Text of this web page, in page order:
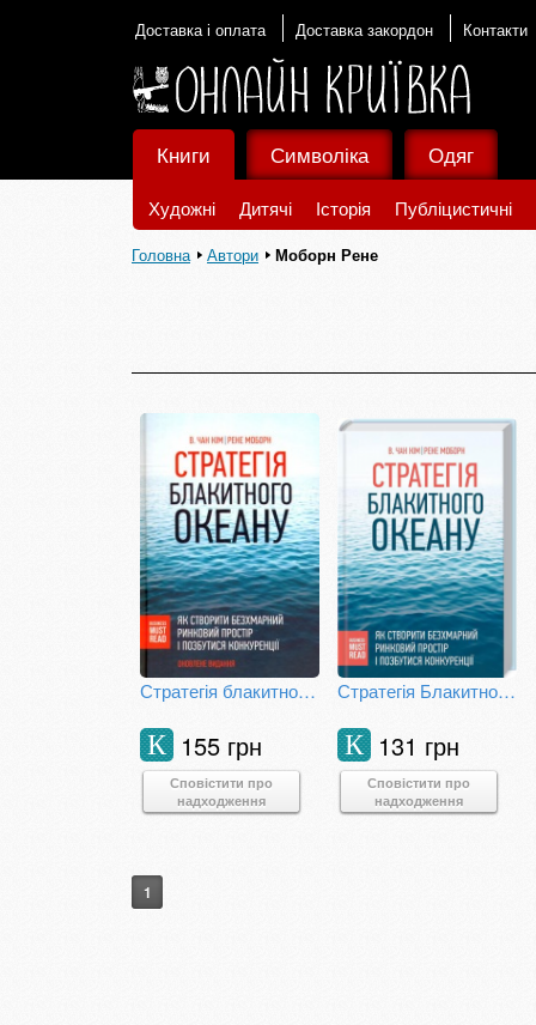
Доставка і оплата Доставка закордон Контакти
Книги
Художні Дитячі Історія Публіцистичні
Символіка Одяг
Головна Автори Моборн Рене
Стратегія блакитного океану. Як створити безхмарний ринковий простір і позбутися конкуренції
155 грн
К
Сповістити про
надходження
Стратегія Блакитного Океану. Як створити безхмарний ринковий простір і позбутися конкуренції
131 грн
К
Сповістити про
надходження
1